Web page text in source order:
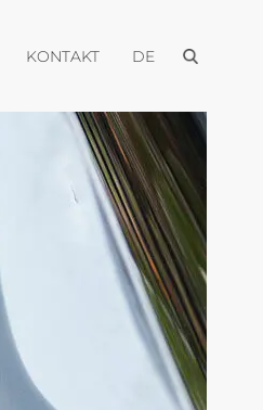
Menü öffnen
KONTAKTMenü öffnen
DE Menü öffnen